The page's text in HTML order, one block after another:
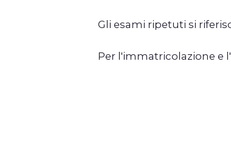
Gli esami ripetuti si
Per l'immatricolazione e